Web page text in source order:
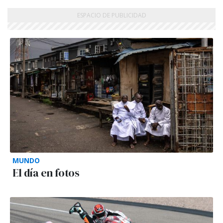
MUNDO
El día en fotos